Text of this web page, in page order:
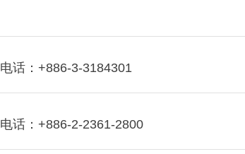
电话：+886-3-3184301
电话：+886-2-2361-2800